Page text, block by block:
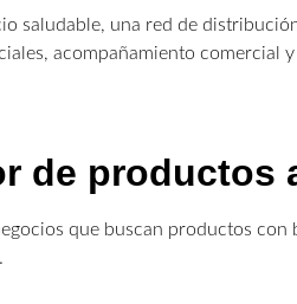
saludable, una red de
acompañamiento comercial
de productos
que buscan productos